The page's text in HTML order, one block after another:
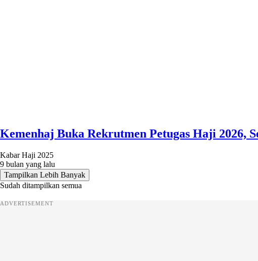
Kemenhaj Buka Rekrutmen Petugas Haji 2026,
Kabar Haji 2025
9 bulan yang lalu
Tampilkan Lebih Banyak
Sudah ditampilkan semua
ADVERTISEMENT